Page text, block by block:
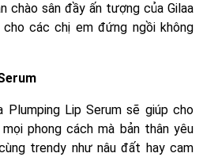
chào sân đầy ấn tượng của Gilaa
cho các chị em đứng ngồi không
Plumping Lip Serum sẽ giúp cho
phong cách mà bản thân yêu
trendy như nâu đất hay cam